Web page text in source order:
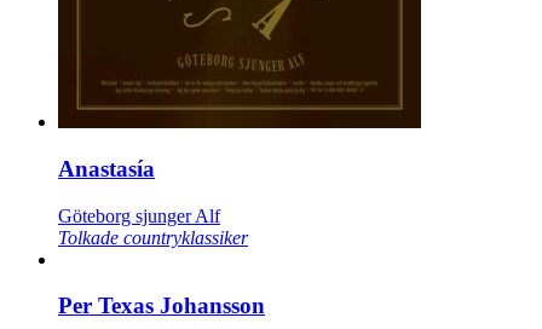
Anastasía
Göteborg sjunger Alf
Tolkade countryklassiker
Per Texas Johansson